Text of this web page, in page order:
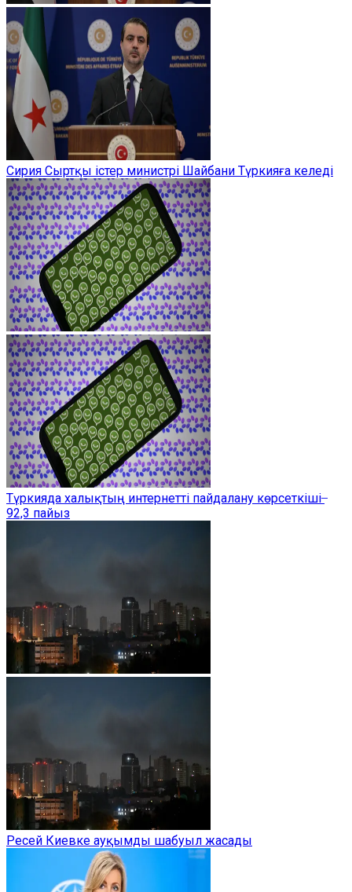
Сирия Сыртқы істер министрі Шайбани Түркияға келеді
Түркияда халықтың интернетті пайдалану көрсеткіші ̶
92,3 пайыз
Ресей Киевке ауқымды шабуыл жасады